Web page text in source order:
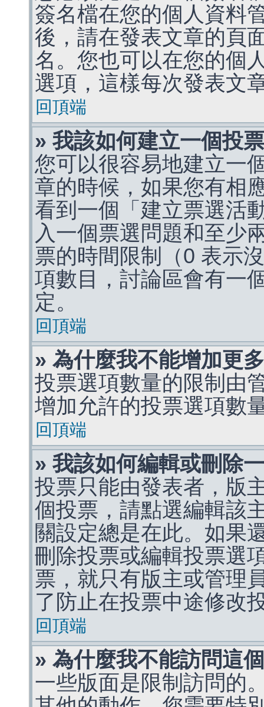
簽名檔在您的個人資料
後，請在發表文章的頁
名。您也可以在您的個
選項，這樣每次發表文
回頂端
» 我該如何建立一個投
您可以很容易地建立一
章的時候，如果您有相
看到一個「建立票選活
入一個票選問題和至少
票的時間限制（0 表示
項數目，討論區會有一
定。
回頂端
» 為什麼我不能增加更
投票選項數量的限制由
增加允許的投票選項數
回頂端
» 我該如何編輯或刪除
投票只能由發表者，版
個投票，請點選編輯該
關設定總是在此。如果
刪除投票或編輯投票選
票，就只有版主或管理
了防止在投票中途修改
回頂端
» 為什麼我不能訪問這
一些版面是限制訪問的